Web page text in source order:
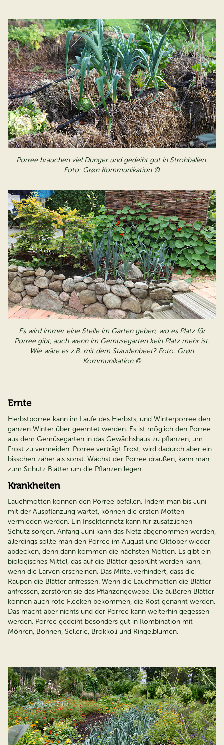
Porree brauchen viel Dünger und gedeiht gut in Strohballen.
Foto: Grøn Kommunikation ©
Es wird immer eine Stelle im Garten geben, wo es Platz für
Porree gibt, auch wenn im Gemüsegarten kein Platz mehr ist.
Wie wäre es z.B. mit dem Staudenbeet? Foto: Grøn
Kommunikation ©
Ernte
Herbstporree kann im Laufe des Herbsts, und Winterporree den
ganzen Winter über geerntet werden. Es ist möglich den Porree
aus dem Gemüsegarten in das Gewächshaus zu pflanzen, um
Frost zu vermeiden. Porree verträgt Frost, wird dadurch aber ein
bisschen zäher als sonst. Wächst der Porree draußen, kann man
zum Schutz Blätter um die Pflanzen legen.
Krankheiten
Lauchmotten können den Porree befallen. Indem man bis Juni
mit der Auspflanzung wartet, können die ersten Motten
vermieden werden. Ein Insektennetz kann für zusätzlichen
Schutz sorgen. Anfang Juni kann das Netz abgenommen werden,
allerdings sollte man den Porree im August und Oktober wieder
abdecken, denn dann kommen die nächsten Motten. Es gibt ein
biologisches Mittel, das auf die Blätter gesprüht werden kann,
wenn die Larven erscheinen. Das Mittel verhindert, dass die
Raupen die Blätter anfressen. Wenn die Lauchmotten die Blätter
anfressen, zerstören sie das Pflanzengewebe. Die äußeren Blätter
können auch rote Flecken bekommen, die Rost genannt werden.
Das macht aber nichts und der Porree kann weiterhin gegessen
werden. Porree gedeiht besonders gut in Kombination mit
Möhren, Bohnen, Sellerie, Brokkoli und Ringelblumen.